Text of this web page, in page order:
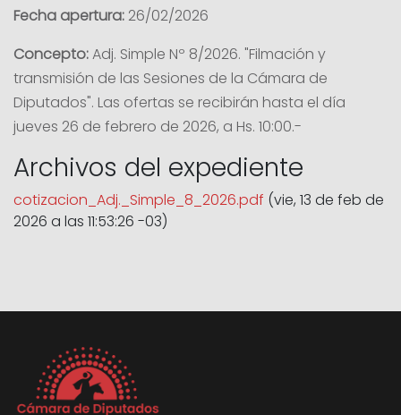
Fecha apertura: 26/02/2026
Concepto:Adj. Simple Nº 8/2026. "Filmación y
transmisión de las Sesiones de la Cámara de
Diputados". Las ofertas se recibirán hasta el día
jueves 26 de febrero de 2026, a Hs. 10:00.-
Archivos del expediente
cotizacion_Adj._Simple_8_2026.pdf (vie, 13 de feb de
2026 a las 11:53:26 -03)